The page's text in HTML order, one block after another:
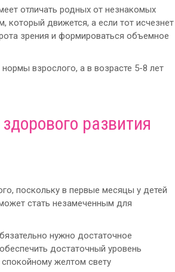
отличать родных от незнакомых
который движется, а если тот исчезнет
зрения и формироваться объемное
взрослого, а в возрасте 5-8 лет
развития
поскольку в первые месяцы у детей
стать незамеченным для
нужно достаточное
достаточный уровень
спокойному желтом свету